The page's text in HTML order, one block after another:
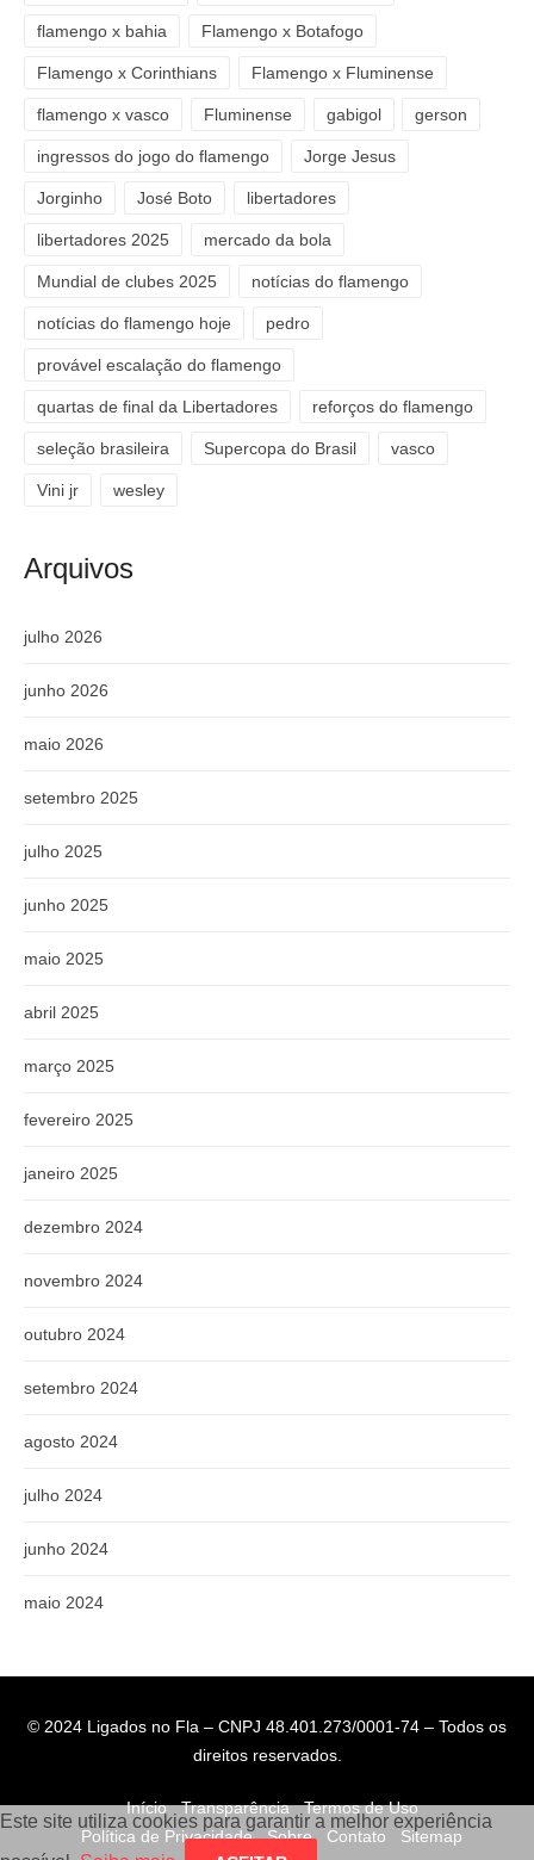
flamengo x bahia Flamengo x Botafogo
Flamengo x Corinthians Flamengo x Fluminense
flamengo x vasco Fluminense gabigol gerson
ingressos do jogo do flamengo Jorge Jesus
Jorginho José Boto libertadores
libertadores 2025 mercado da bola
Mundial de clubes 2025 notícias do flamengo
notícias do flamengo hoje pedro
provável escalação do flamengo
quartas de final da Libertadores reforços do flamengo
seleção brasileira Supercopa do Brasil vasco
Vini jr wesley
Arquivos
julho 2026
junho 2026
maio 2026
setembro 2025
julho 2025
junho 2025
maio 2025
abril 2025
março 2025
fevereiro 2025
janeiro 2025
dezembro 2024
novembro 2024
outubro 2024
setembro 2024
agosto 2024
julho 2024
junho 2024
maio 2024
© 2024 Ligados no Fla – CNPJ 48.401.273/0001-74 – Todos os
direitos reservados.
Início Transparência
Termos de Uso
Política de Privacidade
Sobre Contato Sitemap
Este site utiliza cookies para garantir a melhor experiência